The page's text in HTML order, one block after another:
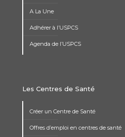
A La Une
Adhérer à l’USPCS
Agenda de l’USPCS
Les Centres de Santé
Créer un Centre de Santé
Offres d’emploi en centres de santé